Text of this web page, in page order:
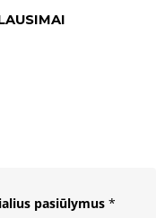
pasiūlymus *